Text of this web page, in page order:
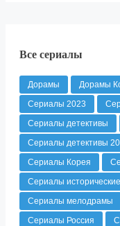
Все сериалы
Дорамы Дорамы
Сериалы 2023
Сериалы детективы
Сериалы детективы
Сериалы Корея
Сериалы исторические
Сериалы мелодрамы
Сериалы Россия